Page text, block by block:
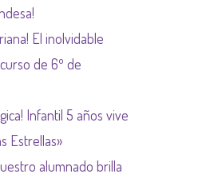
El inolvidable
de 6º de
Infantil 5 años vive
Estrellas»
alumnado brilla